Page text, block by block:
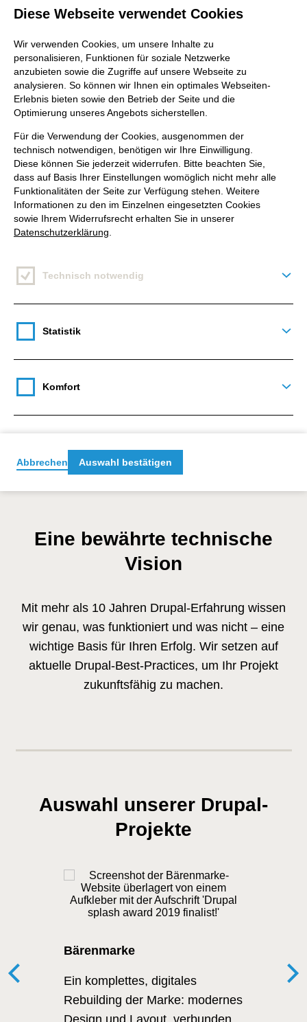
>25
Drupal-Entwickler
>40
erfolgreich realisierte Drupal-
11
>10
Plattformen, die wir betreuen
Eine bewährte technische
Vision
Mit mehr als 10 Jahren Drupal-Erfahrung wissen
wir genau, was funktioniert und was nicht – eine
wichtige Basis für Ihren Erfolg. Wir setzen auf
aktuelle Drupal-Best-Practices, um Ihr Projekt
zukunftsfähig zu machen.
Auswahl unserer Drupal-
Projekte
Bärenmarke
Ein komplettes, digitales
Rebuilding der Marke: modernes
Diese Webseite verwendet Cookies
Wir verwenden Cookies, um unsere Inhalte zu
personalisieren, Funktionen für soziale Netzwerke
anzubieten sowie die Zugriffe auf unsere Webseite zu
analysieren. So können wir Ihnen ein optimales Webseiten-
Erlebnis bieten sowie den Betrieb der Seite und die
Optimierung unseres Angebots sicherstellen.
Für die Verwendung der Cookies, ausgenommen der
technisch notwendigen, benötigen wir Ihre Einwilligung.
Diese können Sie jederzeit widerrufen. Bitte beachten Sie,
dass auf Basis Ihrer Einstellungen womöglich nicht mehr alle
Funktionalitäten der Seite zur Verfügung stehen. Weitere
Informationen zu den im Einzelnen eingesetzten Cookies
sowie Ihrem Widerrufsrecht erhalten Sie in unserer
Datenschutzerklärung
Technisch notwendig
Statistik
Komfort
Abbrechen Auswahl bestätigen